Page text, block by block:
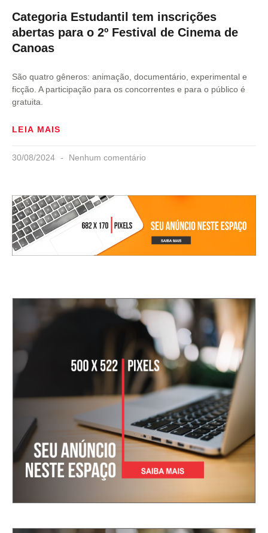
Categoria Estudantil tem inscrições
abertas para o 2º Festival de Cinema de
Canoas
São quatro gêneros: animação, documentário, experimental e
ficção. A participação para os concorrentes e para o público é
gratuita.
LEIA MAIS
30/08/2024 Nenhum comentário